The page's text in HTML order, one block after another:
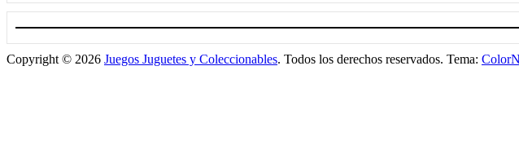
Copyright © 2026 Juegos Juguetes y Coleccionables. Todos los derechos reservados. Tema: